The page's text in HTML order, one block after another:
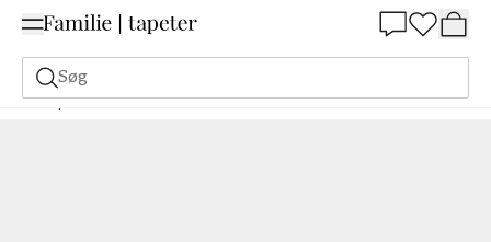
Søg
Tapeter Mærke Grandeco Kaia Gaël - K5701